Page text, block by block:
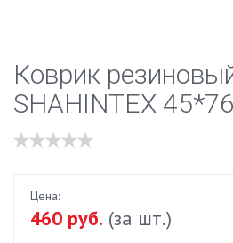
Коврик
SHAHINTEX
Цена:
460 руб. (за шт.)